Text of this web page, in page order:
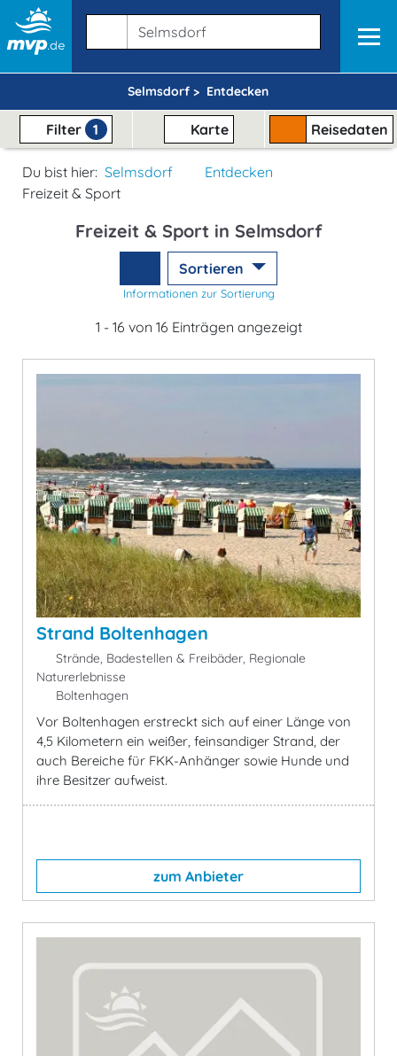
Selmsdorf > Entdecken
Filter 1 Karte Reisedaten
Du bist hier: Selmsdorf
Entdecken
Freizeit & Sport
Freizeit & Sport in Selmsdorf
Sortieren
Informationen zur Sortierung
1 - 16 von 16 Einträgen angezeigt
Strand Boltenhagen
Strände, Badestellen & Freibäder, Regionale
Naturerlebnisse
Boltenhagen
Vor Boltenhagen erstreckt sich auf einer Länge von
4,5 Kilometern ein weißer, feinsandiger Strand, der
auch Bereiche für FKK-Anhänger sowie Hunde und
ihre Besitzer aufweist.
zum Anbieter